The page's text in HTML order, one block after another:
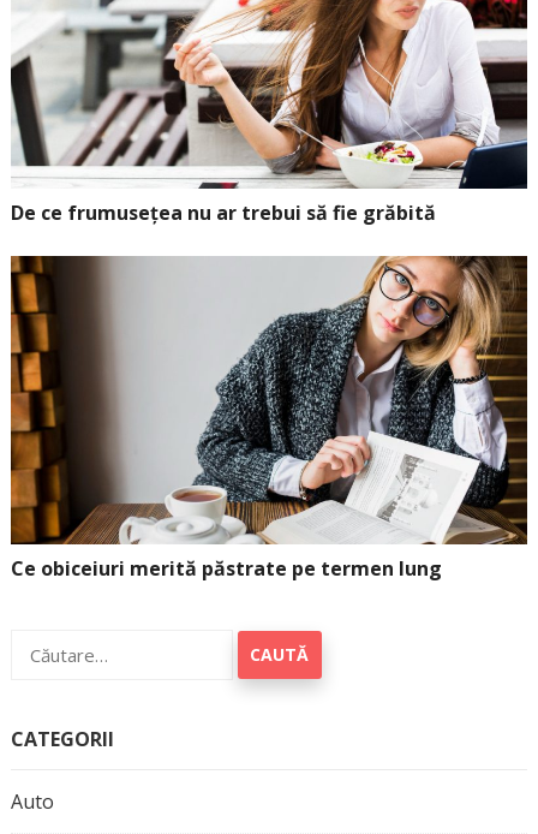
De ce frumusețea nu ar trebui să fie grăbită
Ce obiceiuri merită păstrate pe termen lung
după:
CATEGORII
Auto